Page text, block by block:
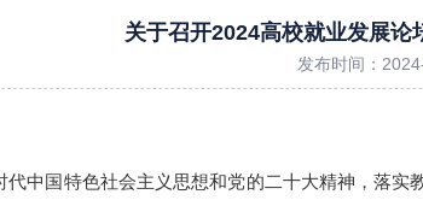
关于召开2024高校就业发展论
发布时间：
代中国特色社会主义思想和党的二十大精神，落